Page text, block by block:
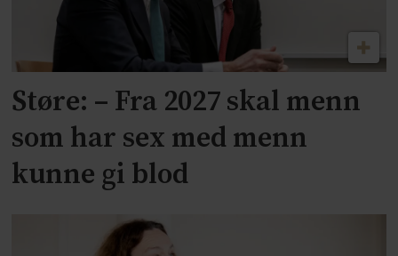
Støre: – Fra 2027 skal menn
som har sex med menn
kunne gi blod